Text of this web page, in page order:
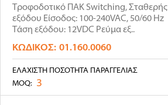
Τροφοδοτικό ΠΑΚ Switching, Σταθερής
εξόδου Είσοδος: 100-240VAC, 50/60 Hz
Τάση εξόδου: 12VDC Ρεύμα εξ..
ΚΩΔΙΚΌΣ: 01.160.0060
ΕΛΆΧΙΣΤΗ ΠΟΣΌΤΗΤΑ ΠΑΡΑΓΓΕΛΊΑΣ
MOQ: 3